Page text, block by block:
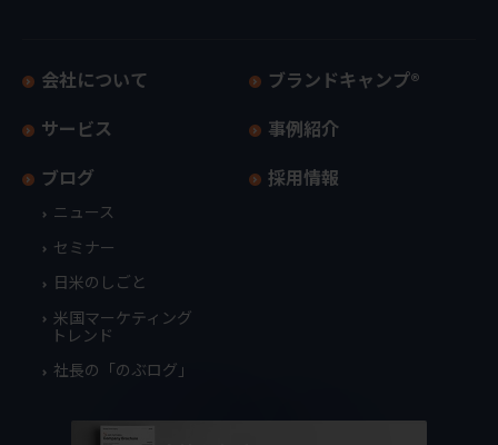
会社について
サービス
ブログ
ニュース
セミナー
日米のしごと
米国マーケティング
トレンド
社長の「のぶログ」
ブランドキャンプ®
事例紹介
採用情報